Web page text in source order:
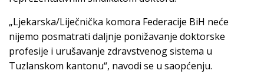
„Ljekarska/Liječnička komora Federacije BiH neće
nijemo posmatrati daljnje ponižavanje doktorske
profesije i urušavanje zdravstvenog sistema u
Tuzlanskom kantonu“, navodi se u saopćenju.